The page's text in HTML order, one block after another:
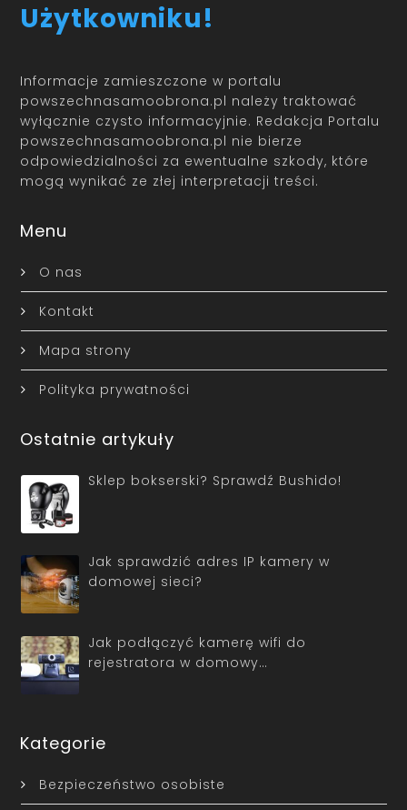
Użytkowniku!
Informacje zamieszczone w portalu
powszechnasamoobrona.pl należy traktować
wyłącznie czysto informacyjnie. Redakcja Portalu
powszechnasamoobrona.pl nie bierze
odpowiedzialności za ewentualne szkody, które
mogą wynikać ze złej interpretacji treści.
Menu
O nas
Kontakt
Mapa strony
Polityka prywatności
Ostatnie artykuły
Sklep bokserski? Sprawdź Bushido!
Jak sprawdzić adres IP kamery w
domowej sieci?
Jak podłączyć kamerę wifi do
rejestratora w domowy…
Kategorie
Bezpieczeństwo osobiste